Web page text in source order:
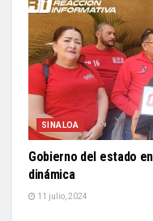
SINALOA
Gobierno del estado
dinámica
11 julio, 2024